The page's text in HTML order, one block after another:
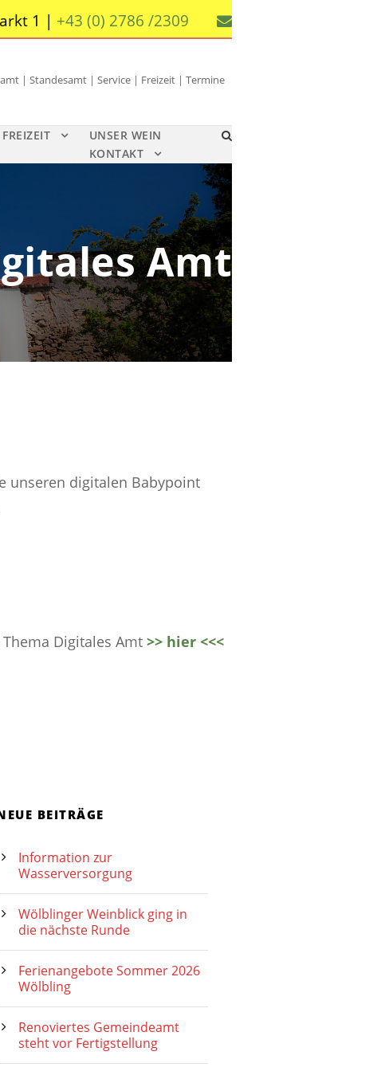
1 | +43 (0) 2786 /2309
| Standesamt | Service | Freizeit | Termine
FREIZEIT
UNSER WEIN
KONTAKT
Amt
unseren digitalen Babypoint
Digitales Amt >> hier <<<
BEITRÄGE
Information zur
Wasserversorgung
Wölblinger Weinblick ging in
die nächste Runde
Ferienangebote Sommer 2026
Wölbling
Renoviertes Gemeindeamt
steht vor Fertigstellung